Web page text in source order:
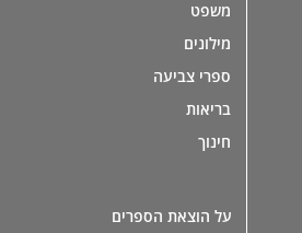
משפט
מילונים
ספרי צביעה
בריאות
חינוך
על הוצאת הספרים